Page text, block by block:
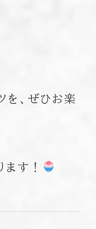
を、ぜひお楽
す！